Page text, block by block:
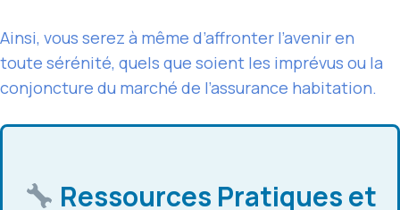
Ainsi, vous serez à même d’affronter l’avenir en
toute sérénité, quels que soient les imprévus ou la
conjoncture du marché de l’assurance habitation.
Ressources Pratiques et